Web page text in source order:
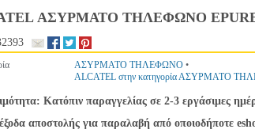
ΑΣΥΡΜΑΤΟ ΤΗΛΕΦΩΝΟ
ΑΣΥΡΜΑΤΟ ΤΗΛΕΦΩΝΟ •
ALCATEL στην κατηγορία ΑΣΥΡΜΑΤΟ
Κατόπιν παραγγελίας σε 2-3 εργάσιμες
αποστολής για παραλαβή από οποιοδήποτε